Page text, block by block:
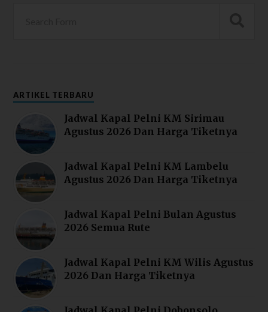
ARTIKEL TERBARU
Jadwal Kapal Pelni KM Sirimau
Agustus 2026 Dan Harga Tiketnya
Jadwal Kapal Pelni KM Lambelu
Agustus 2026 Dan Harga Tiketnya
Jadwal Kapal Pelni Bulan Agustus
2026 Semua Rute
Jadwal Kapal Pelni KM Wilis Agustus
2026 Dan Harga Tiketnya